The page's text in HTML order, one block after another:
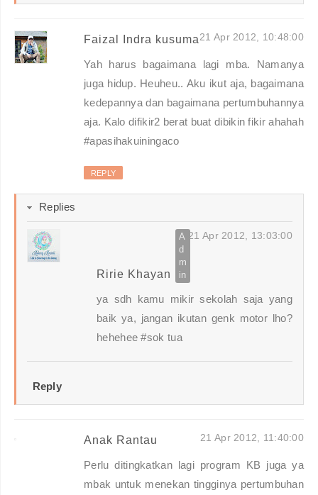
Faizal Indra kusuma21 Apr 2012, 10:48:00
Yah harus bagaimana lagi mba. Namanya
juga hidup. Heuheu.. Aku ikut aja, bagaimana
kedepannya dan bagaimana pertumbuhannya
aja. Kalo difikir2 berat buat dibikin fikir ahahah
#apasihakuiningaco
REPLY
Replies
Ririe Khayan
21 Apr 2012, 13:03:00
ya sdh kamu mikir sekolah saja yang
baik ya, jangan ikutan genk motor lho?
hehehee #sok tua
Reply
Anak Rantau 21 Apr 2012, 11:40:00
Perlu ditingkatkan lagi program KB juga ya
mbak untuk menekan tingginya pertumbuhan